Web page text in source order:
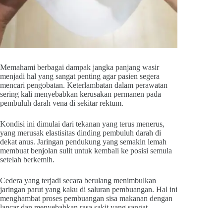
Memahami berbagai dampak jangka panjang wasir
menjadi hal yang sangat penting agar pasien segera
mencari pengobatan. Keterlambatan dalam perawatan
sering kali menyebabkan kerusakan permanen pada
pembuluh darah vena di sekitar rektum.
Kondisi ini dimulai dari tekanan yang terus menerus,
yang merusak elastisitas dinding pembuluh darah di
dekat anus. Jaringan pendukung yang semakin lemah
membuat benjolan sulit untuk kembali ke posisi semula
setelah berkemih.
Cedera yang terjadi secara berulang menimbulkan
jaringan parut yang kaku di saluran pembuangan. Hal ini
menghambat proses pembuangan sisa makanan dengan